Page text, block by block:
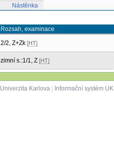
Nástěnka
Rozsah, examinace
2/2, Z+Zk [HT]
zimní s.:1/1, Z [HT]
Univerzita Karlova| Informační systém UK